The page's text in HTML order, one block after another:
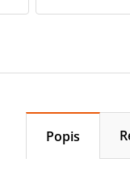
Popis